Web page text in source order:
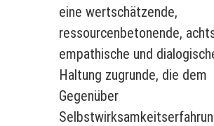
eine wertschätzende,
ressourcenbetonende,
empathische und
Haltung zugrunde, die dem
Gegenüber